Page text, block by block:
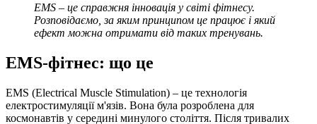
EMS – це справжня інновація у світі фітнесу.
Розповідаємо, за яким принципом це працює і який
ефект можна отримати від таких тренувань.
EMS-фітнес: що це
EMS (Electrical Muscle Stimulation) – це технологія
електростимуляції м'язів. Вона була розроблена для
космонавтів у середині минулого століття. Після тривалих